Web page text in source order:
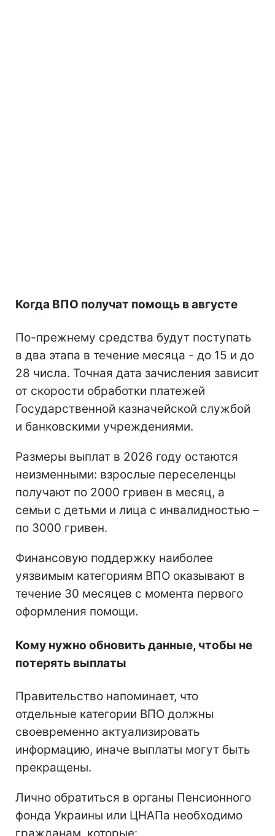
Когда ВПО получат помощь в августе
По-прежнему средства будут поступать
в два этапа в течение месяца - до 15 и до
28 числа. Точная дата зачисления зависит
от скорости обработки платежей
Государственной казначейской службой
и банковскими учреждениями.
Размеры выплат в 2026 году остаются
неизменными: взрослые переселенцы
получают по 2000 гривен в месяц, а
семьи с детьми и лица с инвалидностью –
по 3000 гривен.
Финансовую поддержку наиболее
уязвимым категориям ВПО оказывают в
течение 30 месяцев с момента первого
оформления помощи.
Кому нужно обновить данные, чтобы не
потерять выплаты
Правительство напоминает, что
отдельные категории ВПО должны
своевременно актуализировать
информацию, иначе выплаты могут быть
прекращены.
Лично обратиться в органы Пенсионного
фонда Украины или ЦНАПа необходимо